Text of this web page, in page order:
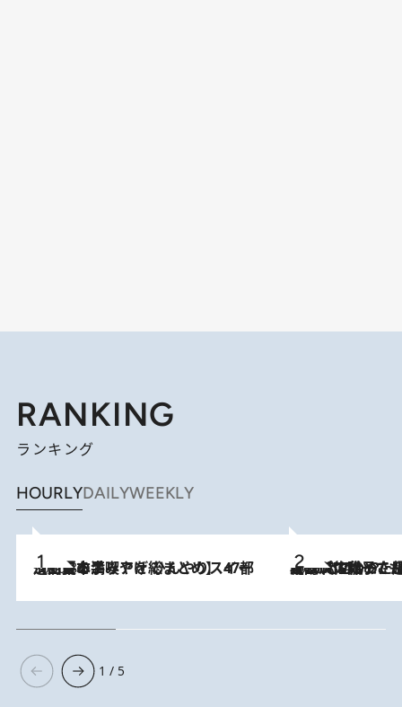
RANKING
ランキング
HOURLYDAILYWEEKLY
2026.8.5
【西日本エリアを総まとめ】 47都道府県の手みやげ ひんやりスイーツで夏を満喫 2026.8.5
【阿川佐和子さんの年とる力】なぜ70代で始めた趣味は“こんなに楽しい”のか？ ピアノ、俳句…スランプに陥っても続けられる“ある秘訣”とは
1 / 5